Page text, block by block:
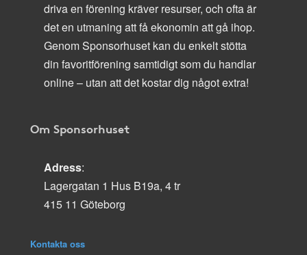
driva en förening kräver resurser, och ofta är
det en utmaning att få ekonomin att gå ihop.
Genom Sponsorhuset kan du enkelt stötta
din favoritförening samtidigt som du handlar
online – utan att det kostar dig något extra!
Om Sponsorhuset
Adress:
Lagergatan 1 Hus B19a, 4 tr
415 11 Göteborg
Kontakta oss